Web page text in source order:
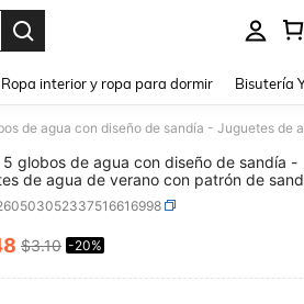
Ropa interior y ropa para dormir Bisutería
5 globos de agua con diseño de sandía -
de agua de verano con patrón de
para jugar en la piscina/playa, alivio
ocio para adolescentes
AND
$3.10 -20%